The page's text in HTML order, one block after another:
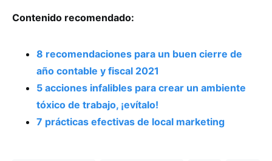
Contenido recomendado:
8 recomendaciones para un buen cierre de
año contable y fiscal 2021
5 acciones infalibles para crear un ambiente
tóxico de trabajo, ¡evítalo!
7 prácticas efectivas de local marketing